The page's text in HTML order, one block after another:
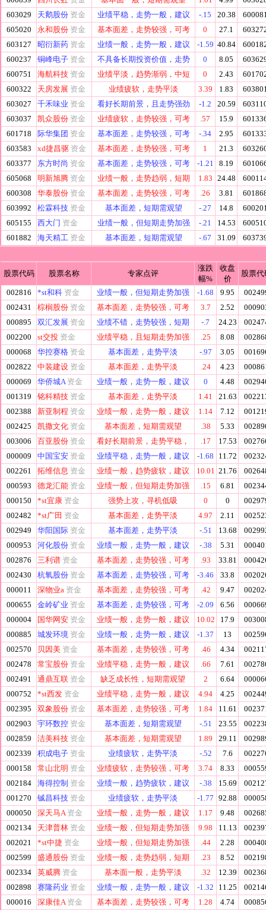
603029
天鹅股份 资金 业绩平稳，走势一般，建议 -.15 20.38
605020
永和股份 资金 基本面差，走势较强，可考 0 27.1
603127
昭衍新药 资金 业绩一般，走势一般，建议 -1.59 40.84
600237
铜峰电子 资金 不具备长期投资价值，走势 0 8.05
600751
海航科技 资金 业绩平淡，趋势渐弱，中短 0 2.43
600322
天房发展 资金 业绩疲软，走势平淡 3.39 1.83
603027
千禾味业 资金 看好长期前景，且走势强劲 -1.2 20.59
603037
凯众股份 资金 业绩疲软，走势较强，可考 .57 15.9
601718
际华集团 资金 基本面差，走势较强，可考 -.34 2.95
603583
xd捷昌驱 资金 基本面差，走势较强，可考 1 21.3
603377
东方时尚 资金 基本面差，走势较强，可考 -1.21 8.19
605068
明新旭腾 资金 业绩一般，走势趋弱，短期 1.83 24.48
600308
华泰股份 资金 基本面差，走势较强，可考 .26 3.81
603992
松霖科技 资金 基本面差，短期需观望 -.27 14.8
605155
西大门 资金 业绩一般，但短期走势加强 -.21 14.53
601882
海天精工 资金 基本面差，短期需观望 -.67 31.09
股票代码 股票名称 专家点评
涨跌
幅%
收盘
价
股票代
002816 *st和科 资金 业绩一般，但短期走势加强 -1.68 9.95
002431
棕榈股份 资金 基本面差，走势较强，可考 3.7 2.52
000895
双汇发展 资金 业绩不错，走势较强，短期 -.7 24.23
002200
st交投 资金 业绩平稳，且短期走势加强 .25 8.08
000068
华控赛格 资金 基本面差，走势平淡 -.97 3.05
002822
中装建设 资金 基本面差，走势平淡 .24 4.23
000069
华侨城A 资金 业绩一般，走势一般，建议 0 4.48
001319
铭科精技 资金 基本面差，走势平淡 1.41 21.63
002388
新亚制程 资金 业绩一般，走势一般，建议 1.14 7.12
002425
凯撒文化 资金 基本面差，短期需观望 .38 5.33
003006
百亚股份 资金 看好长期前景，走势平稳， .17 17.53
000009
中国宝安 资金 业绩平稳，走势一般，建议 -1.68 11.72
002261
拓维信息 资金 业绩一般，趋势疲软，建议 10.01 21.76
000593
德龙汇能 资金 业绩一般，但短期走势加强 .15 6.81
000150
*st宜康 资金 强势上攻，寻机低吸 0 0
002482
*st广田 资金 基本面差，走势平淡 4.97 2.11
002949
华阳国际 资金 基本面差，走势平淡 -.51 13.68
000953
河化股份 资金 业绩一般，走势一般，建议 -.38 5.31
002876
三利谱 资金 基本面差，走势较强，可考 .93 33.81
002430
杭氧股份 资金 基本面差，走势较强，可考 -3.46 33.8
000011
深物业a 资金 基本面差，走势较强，可考 .42 9.47
000655
金岭矿业 资金 基本面差，走势较强，可考 -2.09 6.56
000004
国华网安 资金 业绩一般，走势一般，建议 10.02 17.9
000885
城发环境 资金 业绩一般，走势一般，建议 -1.37 13
002570
贝因美 资金 基本面差，走势较强，可考 .46 4.34
002478
常宝股份 资金 业绩平稳，走势一般，建议 .66 7.61
002491
通鼎互联 资金 缺乏成长性，短期需观望 2 6.64
000752
*st西发 资金 业绩平稳，走势一般，建议 4.94 4.25
002395
双象股份 资金 基本面差，走势较强，可考 1.84 11.61
002903
宇环数控 资金 基本面差，短期需观望 -.51 23.55
002859
洁美科技 资金 基本面差，短期需观望 1.89 29.11
002339
积成电子 资金 业绩疲软，走势平淡 -.52 7.6
000158
常山北明 资金 业绩疲软，走势较强，可考 3.74 8.33
002184
海得控制 资金 业绩一般，趋势疲软，建议 -.38 15.69
001270
铖昌科技 资金 业绩疲软，走势平淡 -1.77 92.88
000050
深天马A 资金 业绩一般，走势一般，建议 1.17 9.48
002134
天津普林 资金 业绩一般，但短期走势加强 9.98 11.13
002021
*st中捷 资金 业绩一般，但短期走势加强 .44 2.28
002599
盛通股份 资金 业绩一般，走势趋弱，短期 .23 8.52
002334
英威腾 资金 基本面一般，走势平淡 .32 12.39
002898
赛隆药业 资金 业绩一般，走势一般，建议 -1.32 11.25
000016
深康佳A 资金 基本面差，走势较强，可考 1.28 4.74